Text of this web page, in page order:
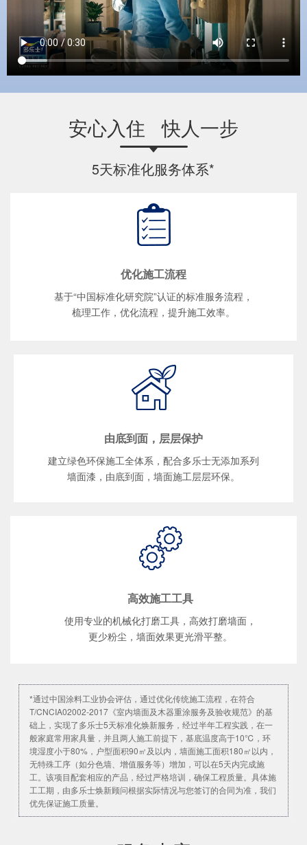
安心入住 快人一步
5天标准化服务体系*
优化施工流程
基于“中国标准化研究院”认证的标准服务流程，
梳理工作，优化流程，提升施工效率。
由底到面，层层保护
建立绿色环保施工全体系，配合多乐士无添加系列
墙面漆，由底到面，墙面施工层层环保。
高效施工工具
使用专业的机械化打磨工具，高效打磨墙面，
更少粉尘，墙面效果更光滑平整。
*通过中国涂料工业协会评估，通过优化传统施工流程，在符合
T/CNCIA02002-2017《室内墙面及木器重涂服务及验收规范》的基
础上，实现了多乐士5天标准化焕新服务，经过半年工程实践，在一
般家庭常用家具量，并且两人施工前提下，基底温度高于10℃，环
境湿度小于80%，户型面积90㎡及以内，墙面施工面积180㎡以内，
无特殊工序（如分色墙、增值服务等）增加，可以在5天内完成施
工。该项目配套相应的产品，经过严格培训，确保工程质量。具体施
工工期，由多乐士焕新顾问根据实际情况与您签订的合同为准，我们
优先保证施工质量。